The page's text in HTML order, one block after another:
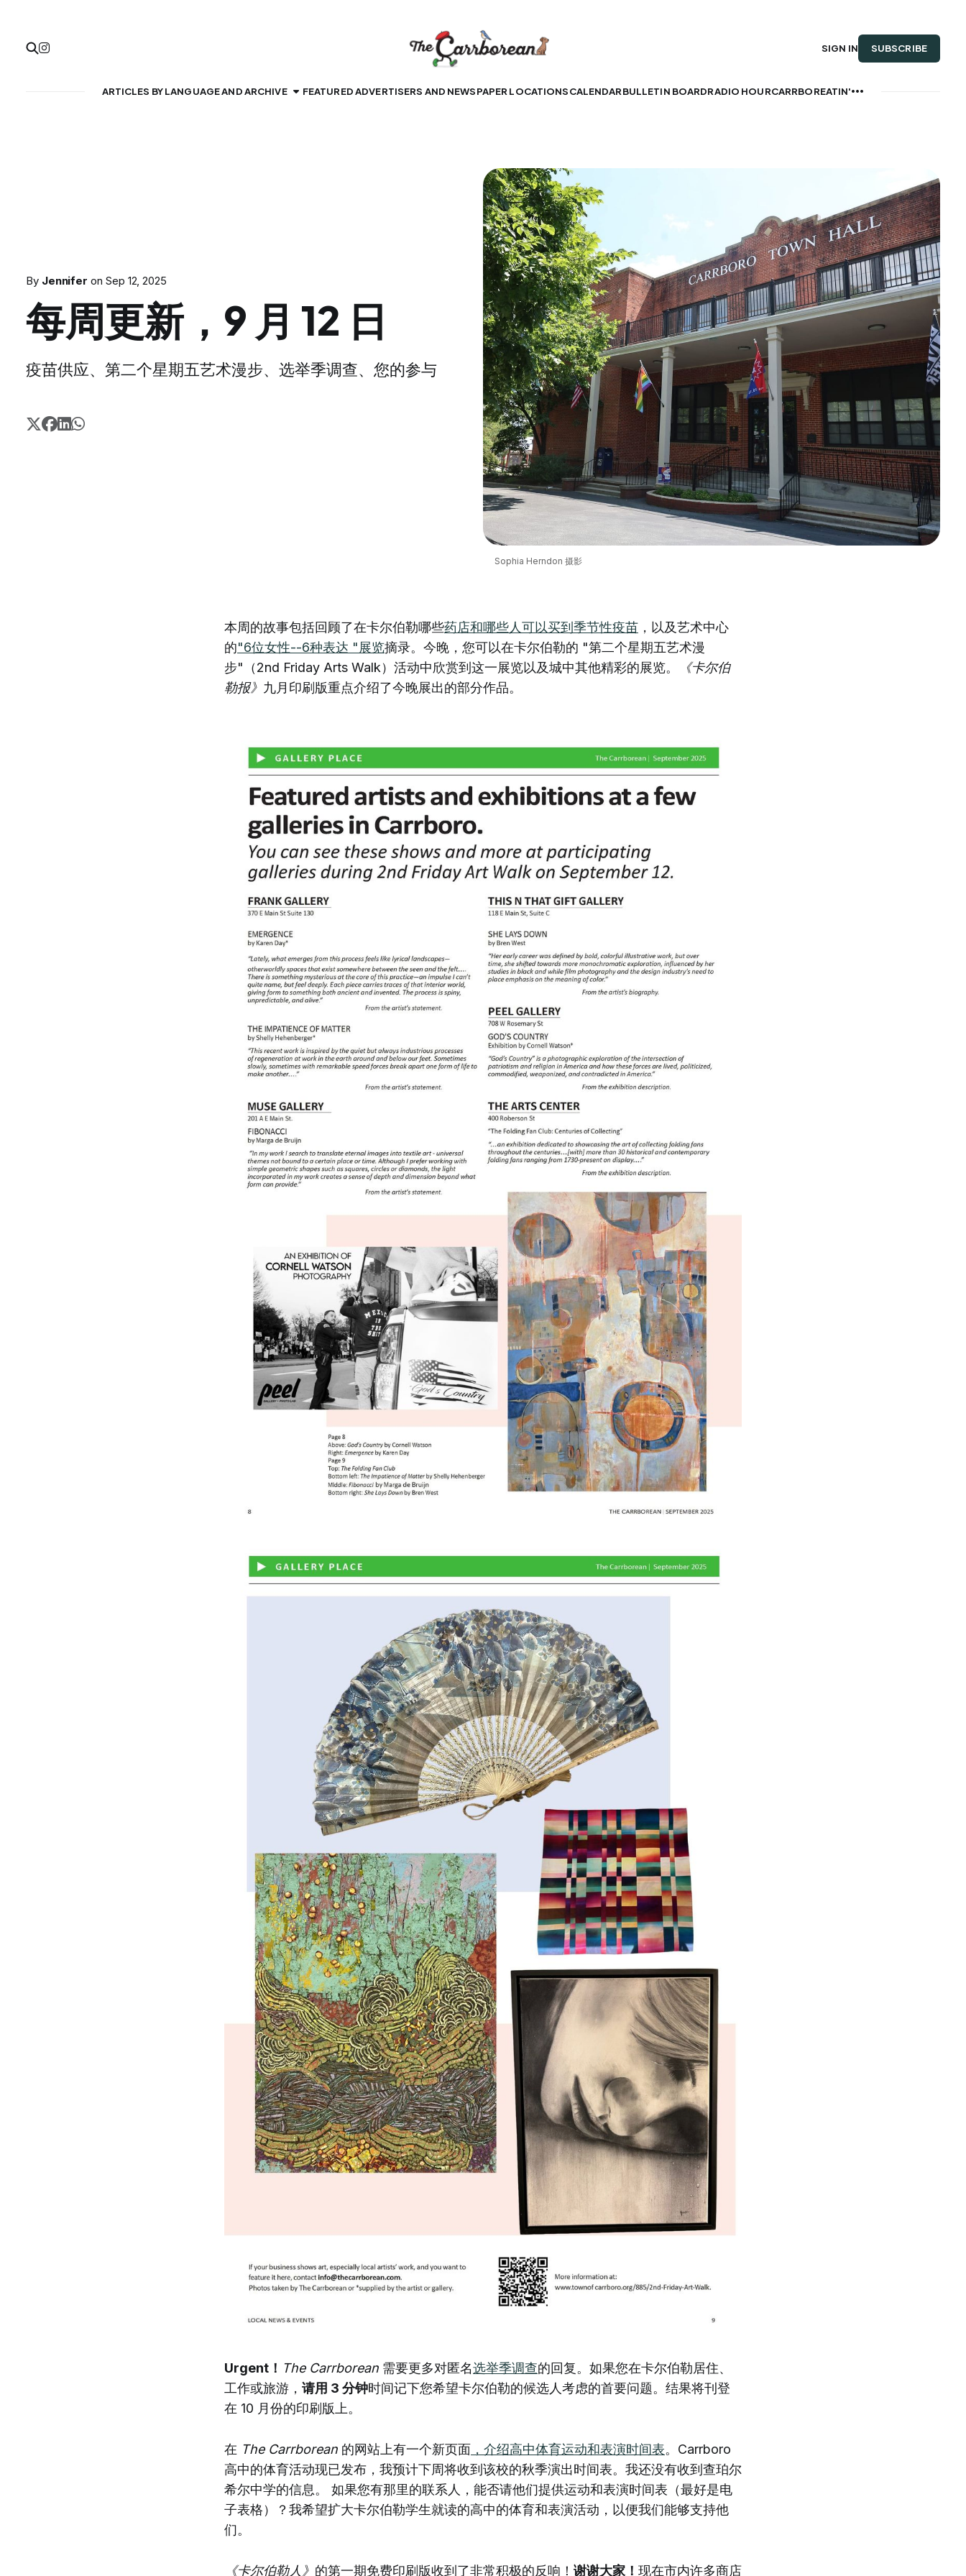
ARTICLES BY LANGUAGE AND ARCHIVE FEATURED ADVERTISERS AND NEWSPAPER LOCATIONSCALENDARBULLETIN BOARDRADIO HOURCARRBOREATIN'
SIGN IN SUBSCRIBE
By Jennifer on Sep 12, 2025
每周更新，9 月 12 日
疫苗供应、第二个星期五艺术漫步、选举季调查、您的参与
Sophia Herndon 摄影
本周的故事包括回顾了在卡尔伯勒哪些药店和哪些人可以买到季节性疫苗 ，以及艺术中心
的"6位女性--6种表达 "展览摘录。今晚，您可以在卡尔伯勒的 "第二个星期五艺术漫
步"（2nd Friday Arts Walk）活动中欣赏到这一展览以及城中其他精彩的展览。
《卡尔伯
勒报》 九月印刷版重点介绍了今晚展出的部分作品。
Urgent！ The Carrborean 需要更多对匿名选举季调查的回复。如果您在卡尔伯勒居住、
工作或旅游， 请用 3 分钟时间记下您希望卡尔伯勒的候选人考虑的首要问题。结果将刊登
在 10 月份的印刷版上。
在 The Carrborean 的网站上有一个新页面 ，介绍高中体育运动和表演时间表。Carrboro
高中的体育活动现已发布，我预计下周将收到该校的秋季演出时间表。我还没有收到查珀尔
希尔中学的信息。 如果您有那里的联系人，能否请他们提供运动和表演时间表（最好是电
子表格）？我希望扩大卡尔伯勒学生就读的高中的体育和表演活动，以便我们能够支持他
们。
《卡尔伯勒人》 的第一期免费印刷版收到了非常积极的反响！ 谢谢大家！ 现在市内许多商店